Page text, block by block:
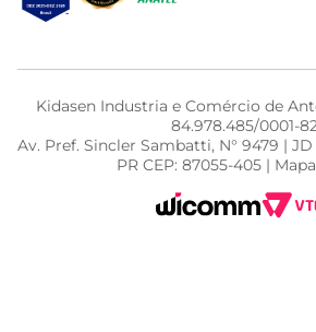
Kidasen Industria e Comércio de
84.978.485/0001-
Av. Pref. Sincler Sambatti, N° 9479 |
PR CEP: 87055-405 |